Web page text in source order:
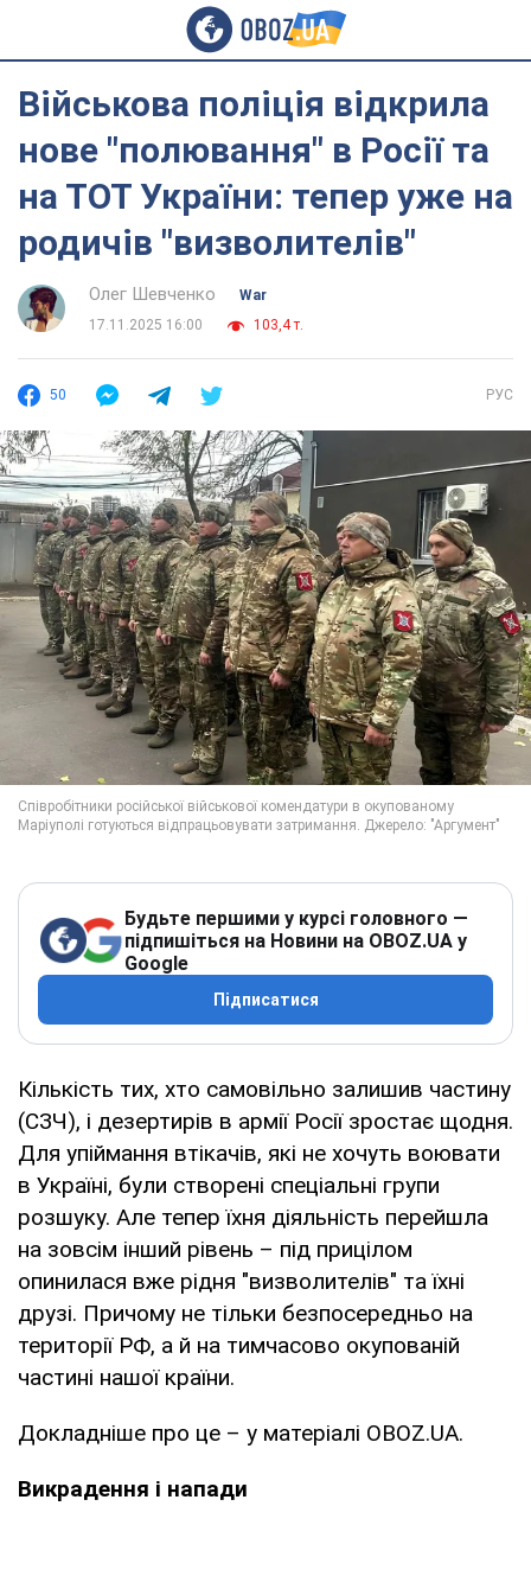
Військова поліція відкрила
нове "полювання" в Росії та
на ТОТ України: тепер уже на
родичів "визволителів"
Олег Шевченко
War
17.11.2025 16:00
103,4 т.
50 РУС
Будьте першими у курсі головного —
підпишіться на Новини на OBOZ.UA у
Google
Підписатися
Кількість тих, хто самовільно залишив частину
(СЗЧ), і дезертирів в армії Росії зростає щодня.
Для упіймання втікачів, які не хочуть воювати
в Україні, були створені спеціальні групи
розшуку. Але тепер їхня діяльність перейшла
на зовсім інший рівень – під прицілом
опинилася вже рідня "визволителів" та їхні
друзі. Причому не тільки безпосередньо на
території РФ, а й на тимчасово окупованій
частині нашої країни.
Докладніше про це – у матеріалі OBOZ.UA.
Викрадення і напади